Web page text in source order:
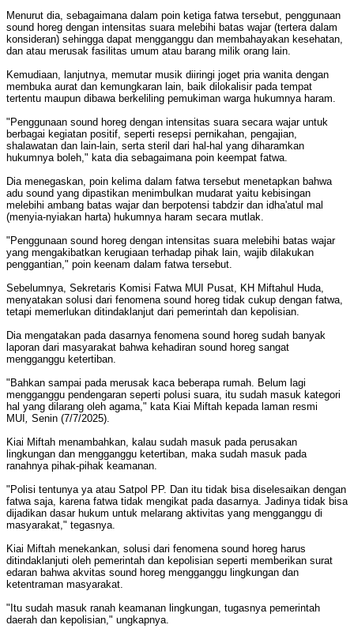
Menurut dia, sebagaimana dalam poin ketiga fatwa tersebut, penggunaan
sound horeg dengan intensitas suara melebihi batas wajar (tertera dalam
konsideran) sehingga dapat mengganggu dan membahayakan kesehatan,
dan atau merusak fasilitas umum atau barang milik orang lain.
Kemudiaan, lanjutnya, memutar musik diiringi joget pria wanita dengan
membuka aurat dan kemungkaran lain, baik dilokalisir pada tempat
tertentu maupun dibawa berkeliling pemukiman warga hukumnya haram.
"Penggunaan sound horeg dengan intensitas suara secara wajar untuk
berbagai kegiatan positif, seperti resepsi pernikahan, pengajian,
shalawatan dan lain-lain, serta steril dari hal-hal yang diharamkan
hukumnya boleh," kata dia sebagaimana poin keempat fatwa.
Dia menegaskan, poin kelima dalam fatwa tersebut menetapkan bahwa
adu sound yang dipastikan menimbulkan mudarat yaitu kebisingan
melebihi ambang batas wajar dan berpotensi tabdzir dan idha'atul mal
(menyia-nyiakan harta) hukumnya haram secara mutlak.
"Penggunaan sound horeg dengan intensitas suara melebihi batas wajar
yang mengakibatkan kerugiaan terhadap pihak lain, wajib dilakukan
penggantian," poin keenam dalam fatwa tersebut.
Sebelumnya, Sekretaris Komisi Fatwa MUI Pusat, KH Miftahul Huda,
menyatakan solusi dari fenomena sound horeg tidak cukup dengan fatwa,
tetapi memerlukan ditindaklanjut dari pemerintah dan kepolisian.
Dia mengatakan pada dasarnya fenomena sound horeg sudah banyak
laporan dari masyarakat bahwa kehadiran sound horeg sangat
mengganggu ketertiban.
"Bahkan sampai pada merusak kaca beberapa rumah. Belum lagi
mengganggu pendengaran seperti polusi suara, itu sudah masuk kategori
hal yang dilarang oleh agama," kata Kiai Miftah kepada laman resmi
MUI Senin (7/7/2025).
Kiai Miftah menambahkan, kalau sudah masuk pada perusakan
lingkungan dan mengganggu ketertiban, maka sudah masuk pada
ranahnya pihak-pihak keamanan.
"Polisi tentunya ya atau Satpol PP. Dan itu tidak bisa diselesaikan dengan
fatwa saja, karena fatwa tidak mengikat pada dasarnya. Jadinya tidak bisa
dijadikan dasar hukum untuk melarang aktivitas yang mengganggu di
masyarakat," tegasnya.
Kiai Miftah menekankan, solusi dari fenomena sound horeg harus
ditindaklanjuti oleh pemerintah dan kepolisian seperti memberikan surat
edaran bahwa akvitas sound horeg mengganggu lingkungan dan
ketentraman masyarakat.
"Itu sudah masuk ranah keamanan lingkungan, tugasnya pemerintah
daerah dan kepolisian," ungkapnya.